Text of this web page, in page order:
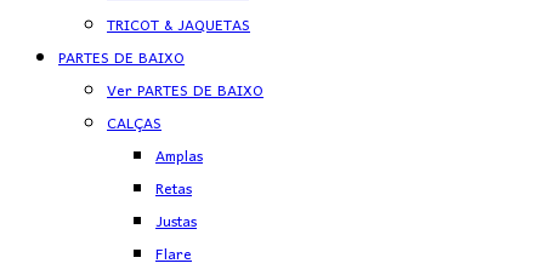
TRICOT & JAQUETAS
PARTES DE BAIXO
Ver PARTES DE BAIXO
CALÇAS
Amplas
Retas
Justas
Flare